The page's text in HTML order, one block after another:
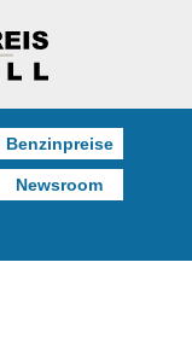
Benzinpreise
Newsroom